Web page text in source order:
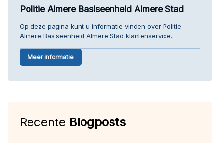
Politie Almere Basiseenheid Almere Stad
Op deze pagina kunt u informatie vinden over Politie
Almere Basiseenheid Almere Stad klantenservice.
Meer informatie
Recente Blogposts